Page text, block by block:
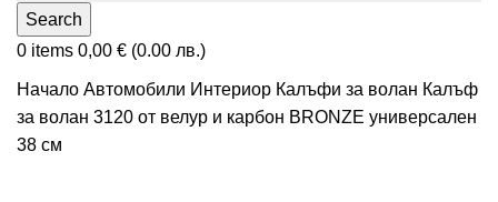
Search
0 items 0,00 € (0.00 лв.)
Начало Автомобили Интериор Калъфи за волан Калъф
за волан 3120 от велур и карбон BRONZE универсален
38 см